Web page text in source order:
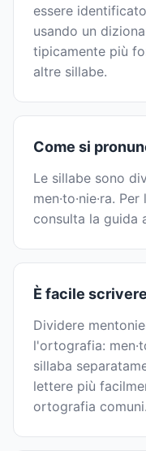
essere
usando un
tipicamente più
altre sillabe.
Come si
Le sillabe sono
men·to·nie·ra.
consulta la guida
È facile
Dividere
l'ortografia:
sillaba
lettere più
ortografia comuni.